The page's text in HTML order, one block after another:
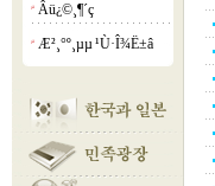
¡á Âü¿©¸¶´ç
¡á Æ²¸°º¸µµ ¹Ù·Î¾Ë±â